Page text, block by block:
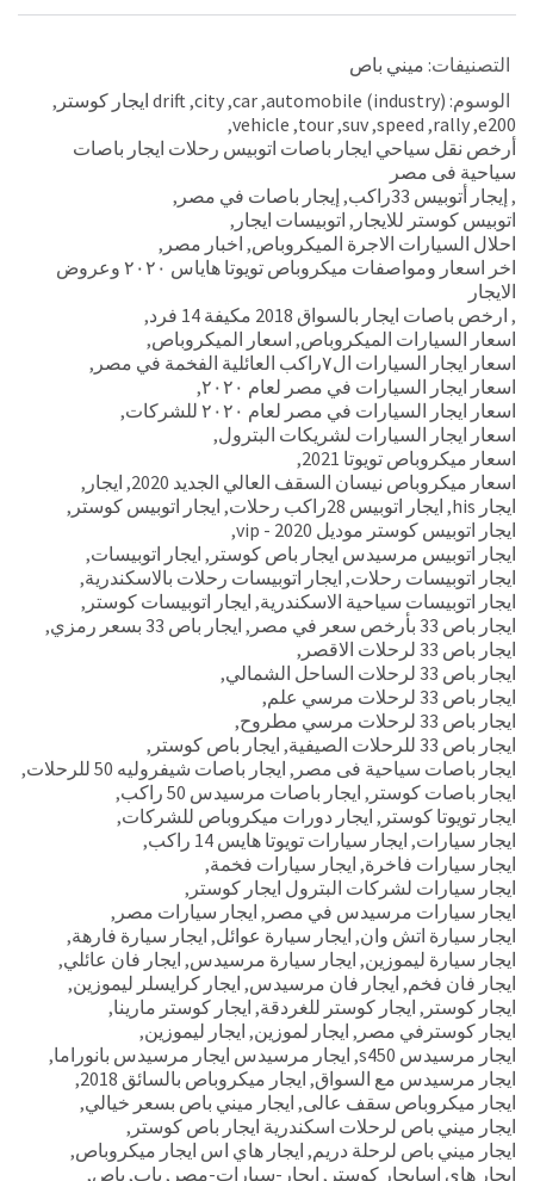
التصنيفات: ميني باص
الوسوم: automobile (industry)
,
car
,
city
, drift ايجار كوستر
,
e200
,
rally
,
speed
,
suv
,
tour
,
vehicle
,
أرخص نقل سياحي ايجار باصات اتوبيس رحلات ايجار باصات
سياحية فى مصر
, إيجار أتوبيس 33راكب , إيجار باصات في مصر ,
اتوبيس كوستر للايجار , اتوبيسات ايجار ,
احلال السيارات الاجرة الميكروباص, اخبار مصر ,
اخر اسعار ومواصفات ميكروباص تويوتا هاياس ٢٠٢٠ وعروض
الايجار
, ارخص باصات ايجار بالسواق 2018 مكيفة 14 فرد
,
اسعار السيارات الميكروباص, اسعار الميكروباص,
اسعار ايجار السيارات ال٧راكب العائلية الفخمة في مصر
,
اسعار ايجار السيارات في مصر لعام ٢٠٢٠
,
اسعار ايجار السيارات في مصر لعام ٢٠٢٠ للشركات
,
اسعار ايجار السيارات لشريكات البترول,
اسعار ميكروباص تويوتا 2021
,
اسعار ميكروباص نيسان السقف العالي الجديد 2020
, ايجار ,
ايجار his
, ايجار اتوبيس 28راكب رحلات , ايجار اتوبيس كوستر ,
ايجار اتوبيس كوستر موديل 2020 - vip
,
ايجار اتوبيس مرسيدس ايجار باص كوستر , ايجار اتوبيسات,
ايجار اتوبيسات رحلات, ايجار اتوبيسات رحلات بالاسكندرية,
ايجار اتوبيسات سياحية الاسكندرية, ايجار اتوبيسات كوستر ,
ايجار باص 33 بأرخص سعر في مصر
, ايجار باص 33 بسعر رمزي
,
ايجار باص 33 لرحلات الاقصر
,
ايجار باص 33 لرحلات الساحل الشمالي
,
ايجار باص 33 لرحلات مرسي علم
,
ايجار باص 33 لرحلات مرسي مطروح
,
ايجار باص 33 للرحلات الصيفية
, ايجار باص كوستر ,
ايجار باصات سياحية فى مصر , ايجار باصات شيفروليه 50 للرحلات
,
ايجار باصات كوستر , ايجار باصات مرسيدس 50 راكب
,
ايجار تويوتا كوستر , ايجار دورات ميكروباص للشركات,
ايجار سيارات, ايجار سيارات تويوتا هايس 14 راكب
,
ايجار سيارات فاخرة, ايجار سيارات فخمة,
ايجار سيارات لشركات البترول ايجار كوستر ,
ايجار سيارات مرسيدس في مصر , ايجار سيارات مصر ,
ايجار سيارة اتش وان, ايجار سيارة عوائل, ايجار سيارة فارهة,
ايجار سيارة ليموزين, ايجار سيارة مرسيدس, ايجار فان عائلي,
ايجار فان فخم, ايجار فان مرسيدس, ايجار كرايسلر ليموزين,
ايجار كوستر , ايجار كوستر للغردقة, ايجار كوستر مارينا,
ايجار كوسترفي مصر , ايجار لموزين, ايجار ليموزين,
ايجار مرسيدس s450
, ايجار مرسيدس ايجار مرسيدس بانوراما,
ايجار مرسيدس مع السواق, ايجار ميكروباص بالسائق 2018
,
ايجار ميكروباص سقف عالى, ايجار ميني باص بسعر خيالي,
ايجار ميني باص لرحلات اسكندرية ايجار باص كوستر ,
ايجار ميني باص لرحلة دريم, ايجار هاي اس ايجار ميكروباص,
ايجار هاي اسايجار كوستر , ايجار-سيارات-مصر , باب, باص,